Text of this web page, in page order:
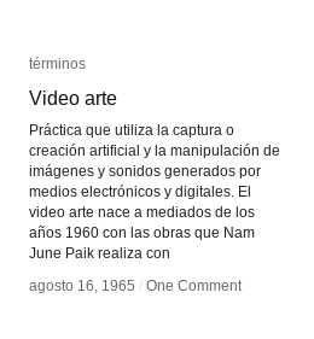
términos
Video arte
Práctica que utiliza la captura o
creación artificial y la manipulación de
imágenes y sonidos generados por
medios electrónicos y digitales. El
video arte nace a mediados de los
años 1960 con las obras que Nam
June Paik realiza con
agosto 16, 1965 / One Comment
términos
Video arte
agosto 16, 1965 / One Comment